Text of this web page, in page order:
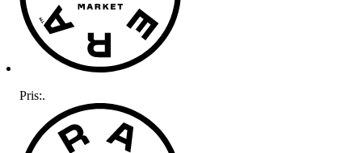
Pris:.